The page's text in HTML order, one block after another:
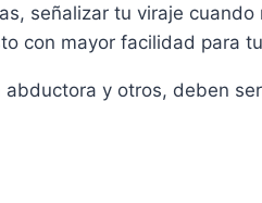
señalizar tu viraje
con mayor facilidad para
y otros, deben